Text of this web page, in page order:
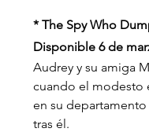
* The Spy Who
Disponible 6 de
Audrey y su amiga
cuando el modesto
en su
tras él.